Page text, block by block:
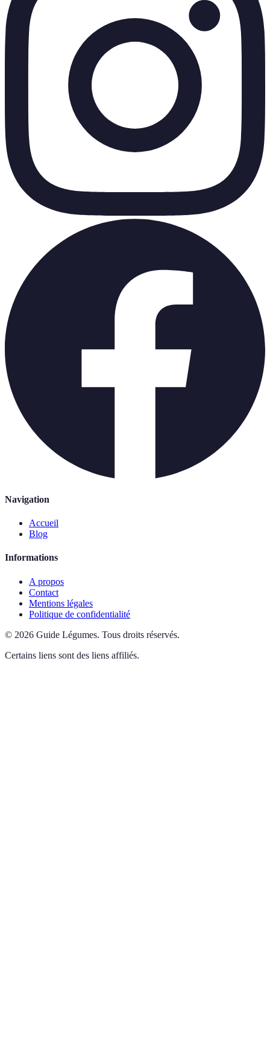
Navigation
Accueil
Blog
Informations
A propos
Contact
Mentions légales
Politique de confidentialité
© 2026 Guide Légumes. Tous droits réservés.
Certains liens sont des liens affiliés.